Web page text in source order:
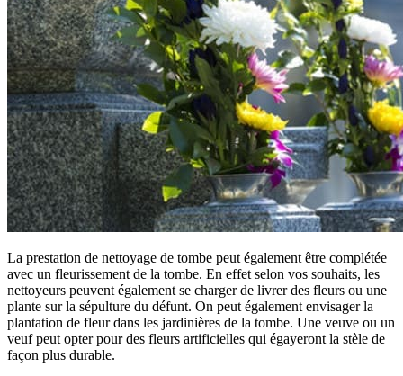
La prestation de nettoyage de tombe peut également être complétée
avec un fleurissement de la tombe. En effet selon vos souhaits, les
nettoyeurs peuvent également se charger de livrer des fleurs ou une
plante sur la sépulture du défunt. On peut également envisager la
plantation de fleur dans les jardinières de la tombe. Une veuve ou un
veuf peut opter pour des fleurs artificielles qui égayeront la stèle de
façon plus durable.